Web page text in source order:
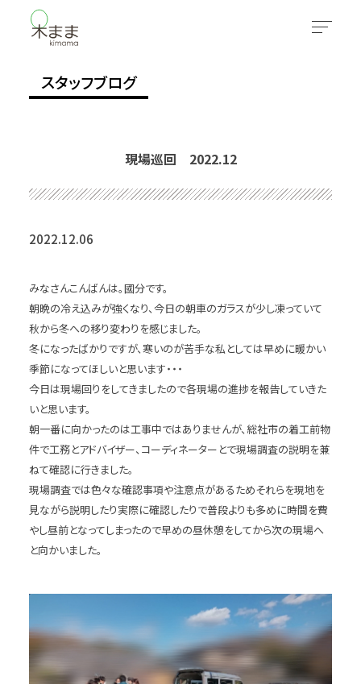
スタッフブログ
現場巡回 2022.12
2022.12.06
みなさんこんばんは。國分です。
朝晩の冷え込みが強くなり、今日の朝車のガラスが少し凍っていて
秋から冬への移り変わりを感じました。
冬になったばかりですが、寒いのが苦手な私としては早めに暖かい
季節になってほしいと思います・・・
今日は現場回りをしてきましたので各現場の進捗を報告していきた
いと思います。
朝一番に向かったのは工事中ではありませんが、総社市の着工前物
件で工務とアドバイザー、コーディネーターとで現場調査の説明を兼
ねて確認に行きました。
現場調査では色々な確認事項や注意点があるためそれらを現地を
見ながら説明したり実際に確認したりで普段よりも多めに時間を費
やし昼前となってしまったので早めの昼休憩をしてから次の現場へ
と向かいました。